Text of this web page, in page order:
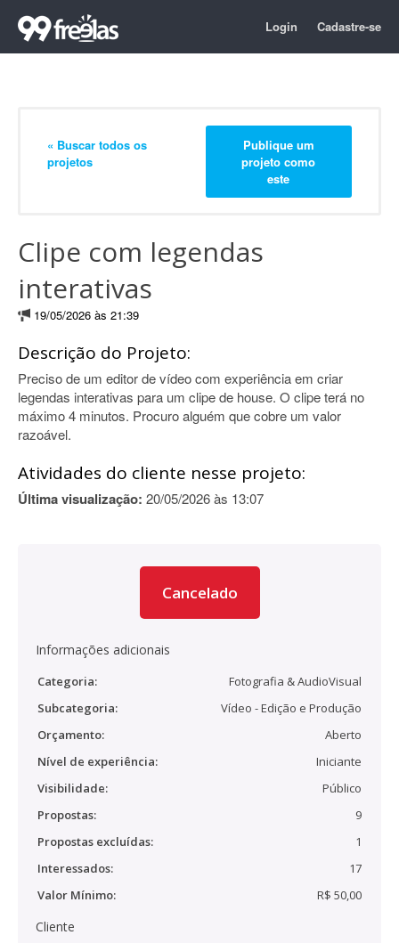
Login Cadastre-se
« Buscar todos os
projetos
Publique um
projeto como
este
Clipe com legendas
interativas
19/05/2026 às 21:39
Descrição do Projeto:
Preciso de um editor de vídeo com experiência em criar
legendas interativas para um clipe de house. O clipe terá no
máximo 4 minutos. Procuro alguém que cobre um valor
razoável.
Atividades do cliente nesse projeto:
Última visualização: 20/05/2026 às 13:07
Cancelado
Informações adicionais
Categoria:
Fotografia & AudioVisual
Subcategoria:
Vídeo - Edição e Produção
Orçamento:
Aberto
Nível de experiência:
Iniciante
Visibilidade:
Público
Propostas:
9
Propostas excluídas:
1
Interessados:
17
Valor Mínimo:
R$ 50,00
Cliente